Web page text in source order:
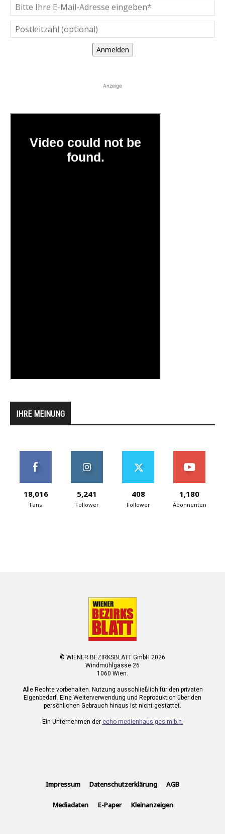
Anmelden
Anzeige
IHRE MEINUNG
18,016
Fans
5,241
Follower
408
Follower
1,180
Abonnenten
© WIENER BEZIRKSBLATT GmbH 2026
Windmühlgasse 26
1060 Wien.
Alle Rechte vorbehalten. Nutzung ausschließlich für den privaten
Eigenbedarf. Eine Weiterverwendung und Reproduktion über den
persönlichen Gebrauch hinaus ist nicht gestattet.
Ein Unternehmen der echo medienhaus ges.m.b.h.
Impressum Datenschutzerklärung AGB
Mediadaten E-Paper Kleinanzeigen